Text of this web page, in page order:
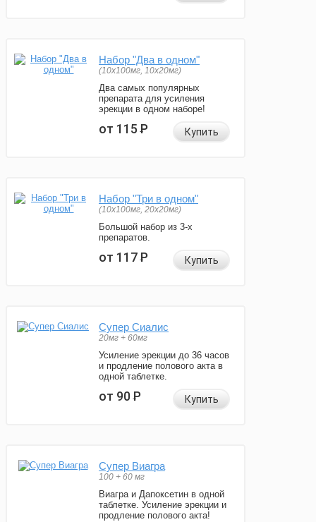
Набор "Два в одном"
(10x100мг, 10x20мг)
Два самых популярных
препарата для усиления
эрекции в одном наборе!
от 115Р Купить
Набор "Три в одном"
(10x100мг, 20x20мг)
Большой набор из 3-х
препаратов.
от 117Р Купить
Супер Сиалис
20мг + 60мг
Усиление эрекции до 36 часов
и продление полового акта в
одной таблетке.
от 90Р Купить
Супер Виагра
100 + 60 мг
Виагра и Дапоксетин в одной
таблетке. Усиление эрекции и
продление полового акта!